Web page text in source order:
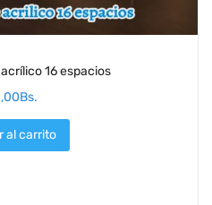
16 espacios
Bs.
al carrito